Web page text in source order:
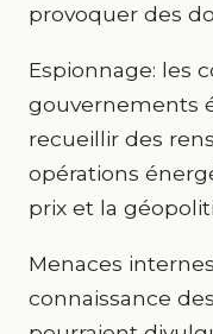
provoquer des
Espionnage: les
gouvernements
recueillir des
opérations
prix et la
Menaces
connaissance